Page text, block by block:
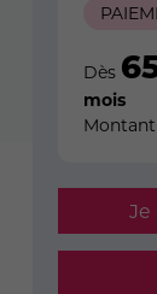
Dès
mois
Je